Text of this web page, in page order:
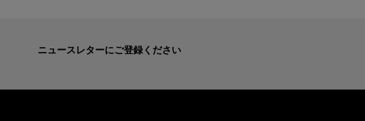
ニュースレターにご登録ください